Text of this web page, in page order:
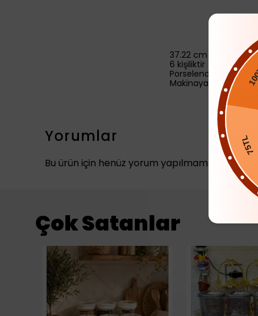
37.22 cm
6 kişiliktir
Porselendir
Makinaya uygundur
Yorumlar
Bu ürün için henüz yorum yapılmamış.
Çok Satanlar
75TL
100TL